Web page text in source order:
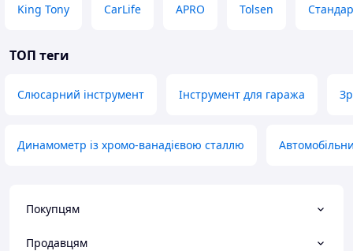
King Tony CarLife APRO Tolsen
ТОП теги
Слюсарний інструмент Інструмент для гаража
Динамометр із хромо-ванадієвою сталлю
Покупцям
Продавцям